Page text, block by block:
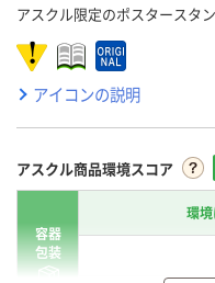
アスクル限定のポスタースタン
アイコンの説明
アスクル商品環境スコア
容器
包装
環